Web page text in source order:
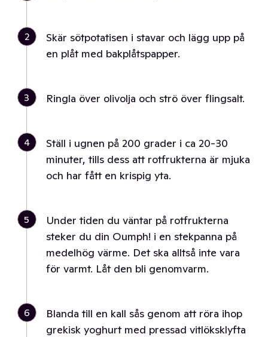
2
Skär sötpotatisen i stavar och lägg upp på
en plåt med bakplåtspapper.
3 Ringla över olivolja och strö över flingsalt.
4
Ställ i ugnen på 200 grader i ca 20-30
minuter, tills dess att rotfrukterna är mjuka
och har fått en krispig yta.
5
Under tiden du väntar på rotfrukterna
steker du din Oumph! i en stekpanna på
medelhög värme. Det ska alltså inte vara
för varmt. Låt den bli genomvarm.
6
Blanda till en kall sås genom att röra ihop
grekisk yoghurt med pressad vitlöksklyfta